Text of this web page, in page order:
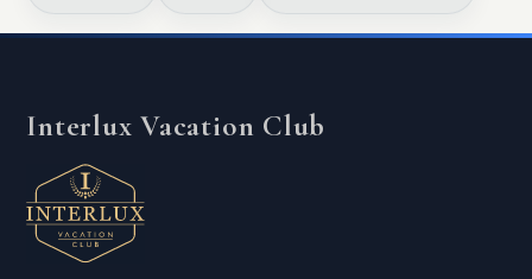
Interlux Vacation Club